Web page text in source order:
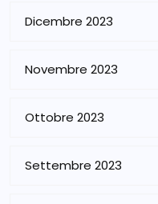
Dicembre 2023
Novembre 2023
Ottobre 2023
Settembre 2023